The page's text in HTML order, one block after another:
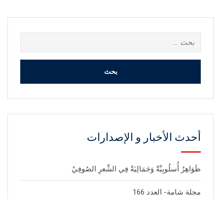
عن:
أحدث الأخبار و الإصدارات
ظَوَاهِرٌ أُسلُوبِيَّةٌ وَجَمَالِيَةٌ فِي الشِّعرِ الصُوفِيْ
مجلة شامة- العدد 166